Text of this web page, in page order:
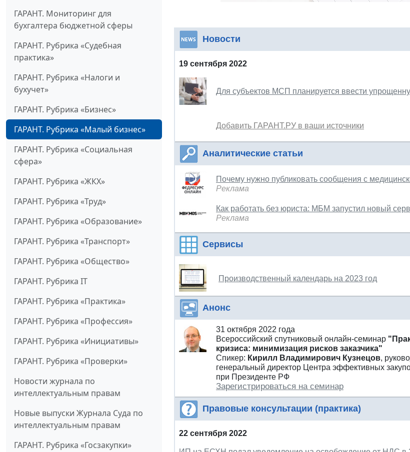
ГАРАНТ. Мониторинг для
бухгалтера бюджетной сферы
ГАРАНТ. Рубрика «Судебная
практика»
ГАРАНТ. Рубрика «Налоги и
бухучет»
ГАРАНТ. Рубрика «Бизнес»
ГАРАНТ. Рубрика «Малый бизнес»
ГАРАНТ. Рубрика «Социальная
сфера»
ГАРАНТ. Рубрика «ЖКХ»
ГАРАНТ. Рубрика «Труд»
ГАРАНТ. Рубрика «Образование»
ГАРАНТ. Рубрика «Транспорт»
ГАРАНТ. Рубрика «Общество»
ГАРАНТ. Рубрика IT
ГАРАНТ. Рубрика «Практика»
ГАРАНТ. Рубрика «Профессия»
ГАРАНТ. Рубрика «Инициативы»
ГАРАНТ. Рубрика «Проверки»
Новости журнала по
интеллектуальным правам
Новые выпуски Журнала Суда по
интеллектуальным правам
ГАРАНТ. Рубрика «Госзакупки»
Новости
19 сентября 2022
Для субъектов МСП планируется ввести
Добавить ГАРАНТ.РУ в ваши источники
Аналитические статьи
Почему нужно публиковать сообщения с
Реклама
Как работать без юриста: МБМ запустил новый
Реклама
Сервисы
Производственный календарь на 2023 год
Анонс
31 октября 2022 года
Всероссийский спутниковый онлайн-семинар
кризиса: минимизация рисков заказчика"
Спикер: Кирилл Владимирович Кузнецов,
генеральный директор Центра эффективных
при Президенте РФ
Зарегистрироваться на семинар
Правовые консультации (практика)
22 сентября 2022